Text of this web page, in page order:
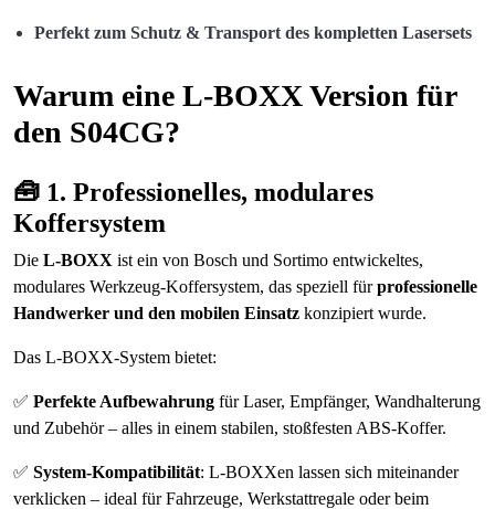
Perfekt zum Schutz & Transport des kompletten Lasersets
Warum eine L-BOXX Version für
den S04CG?
🧰 1. Professionelles, modulares
Koffersystem
Die L-BOXX ist ein von Bosch und Sortimo entwickeltes,
modulares Werkzeug-Koffersystem, das speziell fürprofessionelle
Handwerker und den mobilen Einsatz konzipiert wurde.
Das L-BOXX-System bietet:
✅ Perfekte Aufbewahrung für Laser, Empfänger, Wandhalterung
und Zubehör – alles in einem stabilen, stoßfesten ABS-Koffer.
✅ System-Kompatibilität: L-BOXXen lassen sich miteinander
verklicken – ideal für Fahrzeuge, Werkstattregale oder beim